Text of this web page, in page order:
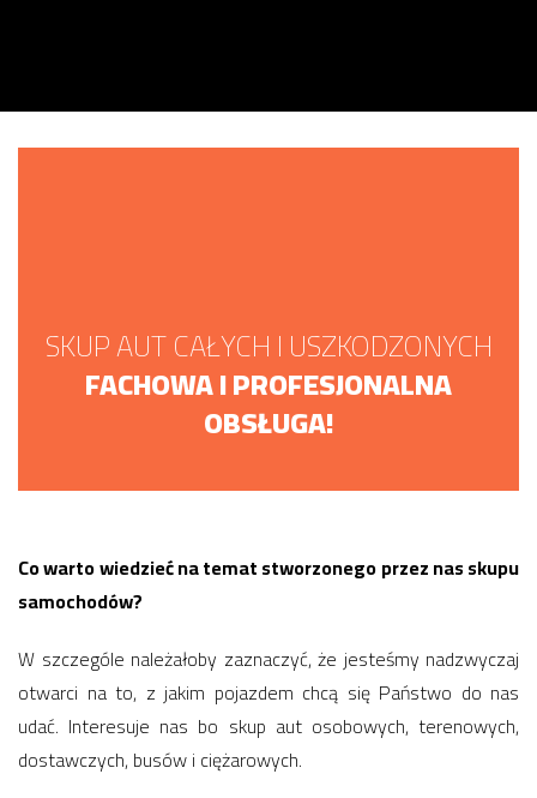
SKUP AUT CAŁYCH I USZKODZONYCH
FACHOWA I PROFESJONALNA
OBSŁUGA!
Co warto wiedzieć na temat stworzonego przez nas skupu
samochodów?
W szczególe należałoby zaznaczyć, że jesteśmy nadzwyczaj
otwarci na to, z jakim pojazdem chcą się Państwo do nas
udać. Interesuje nas bo skup aut osobowych, terenowych,
dostawczych, busów i ciężarowych.